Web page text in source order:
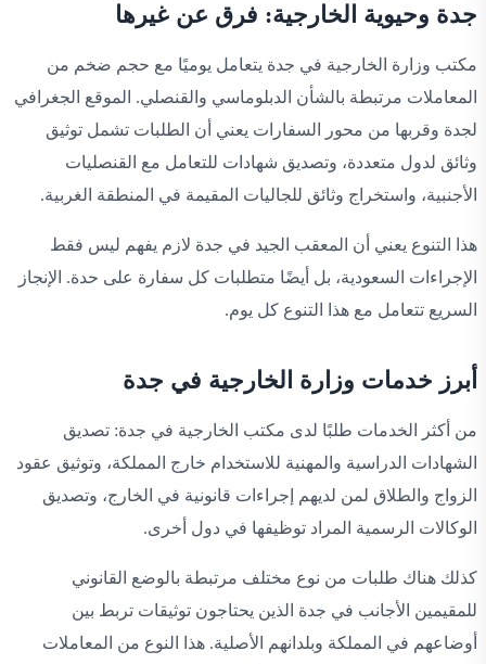
جدة وحيوية الخارجية: فرق عن غيرها
مكتب وزارة الخارجية في جدة يتعامل يوميًا مع حجم ضخم من
المعاملات مرتبطة بالشأن الدبلوماسي والقنصلي. الموقع الجغرافي
لجدة وقربها من محور السفارات يعني أن الطلبات تشمل توثيق
وثائق لدول متعددة، وتصديق شهادات للتعامل مع القنصليات
الأجنبية، واستخراج وثائق للجاليات المقيمة في المنطقة الغربية.
هذا التنوع يعني أن المعقب الجيد في جدة لازم يفهم ليس فقط
الإجراءات السعودية، بل أيضًا متطلبات كل سفارة على حدة. الإنجاز
السريع تتعامل مع هذا التنوع كل يوم.
أبرز خدمات وزارة الخارجية في جدة
من أكثر الخدمات طلبًا لدى مكتب الخارجية في جدة: تصديق
الشهادات الدراسية والمهنية للاستخدام خارج المملكة، وتوثيق عقود
الزواج والطلاق لمن لديهم إجراءات قانونية في الخارج، وتصديق
الوكالات الرسمية المراد توظيفها في دول أخرى.
كذلك هناك طلبات من نوع مختلف مرتبطة بالوضع القانوني
للمقيمين الأجانب في جدة الذين يحتاجون توثيقات تربط بين
أوضاعهم في المملكة وبلدانهم الأصلية. هذا النوع من المعاملات